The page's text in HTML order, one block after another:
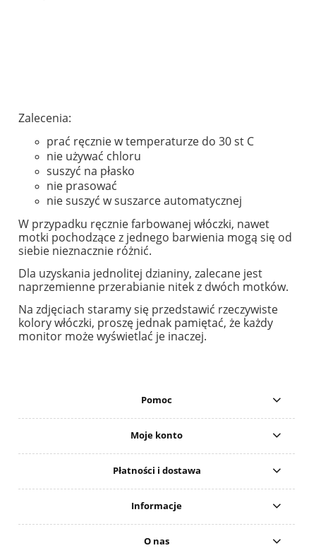
Zalecenia:
prać ręcznie w temperaturze do 30 st C
nie używać chloru
suszyć na płasko
nie prasować
nie suszyć w suszarce automatycznej
W przypadku ręcznie farbowanej włóczki, nawet
motki pochodzące z jednego barwienia mogą się od
siebie nieznacznie różnić.
Dla uzyskania jednolitej dzianiny, zalecane jest
naprzemienne przerabianie nitek z dwóch motków.
Na zdjęciach staramy się przedstawić rzeczywiste
kolory włóczki, proszę jednak pamiętać, że każdy
monitor może wyświetlać je inaczej.
Pomoc
Moje konto
Płatności i dostawa
Informacje
O nas